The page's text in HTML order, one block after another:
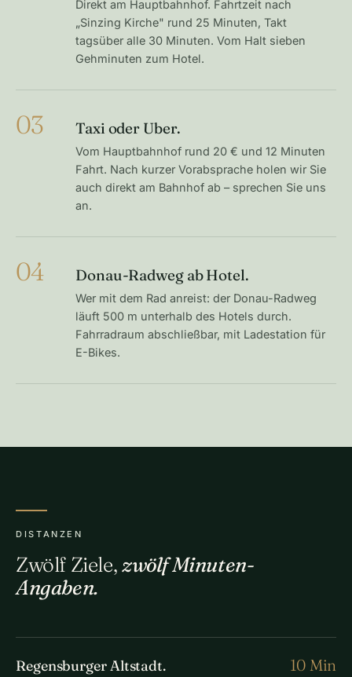
Direkt am Hauptbahnhof. Fahrtzeit nach
„Sinzing Kirche" rund 25 Minuten, Takt
tagsüber alle 30 Minuten. Vom Halt sieben
Gehminuten zum Hotel.
03 Taxi oder Uber.
Vom Hauptbahnhof rund 20 € und 12 Minuten
Fahrt. Nach kurzer Vorabsprache holen wir Sie
auch direkt am Bahnhof ab – sprechen Sie uns
an.
04 Donau-Radweg ab Hotel.
Wer mit dem Rad anreist: der Donau-Radweg
läuft 500 m unterhalb des Hotels durch.
Fahrradraum abschließbar, mit Ladestation für
E-Bikes.
DISTANZEN
Zwölf Ziele,zwölf Minuten-
Angaben.
Regensburger Altstadt. 10 Min